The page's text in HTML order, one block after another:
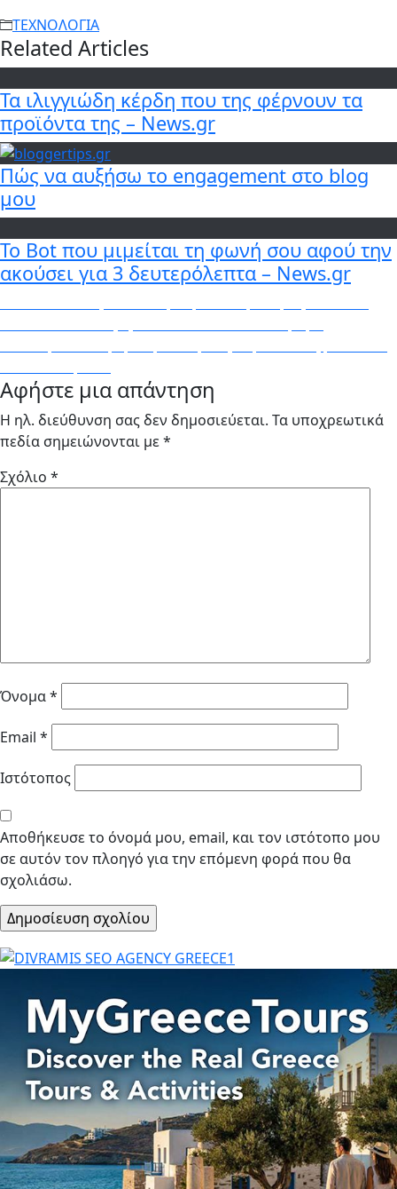
ΤΕΧΝΟΛΟΓΙΑ
Related Articles
Τα ιλιγγιώδη κέρδη που της φέρνουν τα
προϊόντα της – News.gr
Πώς να αυξήσω το engagement στο blog
μου
To Bot που μιμείται τη φωνή σου αφού την
ακούσει για 3 δευτερόλεπτα – News.gr
Πλοήγηση
άρθρων
Αφήστε μια απάντηση
Η ηλ. διεύθυνση σας δεν δημοσιεύεται. Τα υποχρεωτικά
πεδία σημειώνονται με*
Σχόλιο *
Όνομα*
Email *
Ιστότοπος
Αποθήκευσε το όνομά μου, email, και τον ιστότοπο μου
σε αυτόν τον πλοηγό για την επόμενη φορά που θα
σχολιάσω.